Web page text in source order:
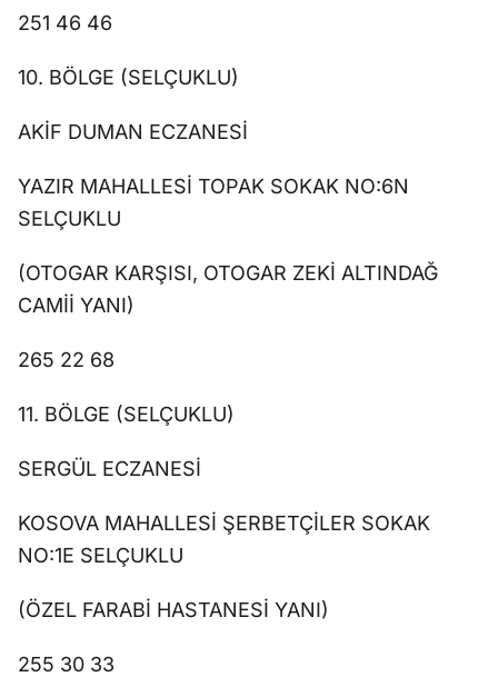
251 46 46
10. BÖLGE (SELÇUKLU)
AKİF DUMAN ECZANESİ
YAZIR MAHALLESİ TOPAK SOKAK NO:6N
SELÇUKLU
(OTOGAR KARŞISI, OTOGAR ZEKİ ALTINDAĞ
CAMİİ YANI)
265 22 68
11. BÖLGE (SELÇUKLU)
SERGÜL ECZANESİ
KOSOVA MAHALLESİ ŞERBETÇİLER SOKAK
NO:1E SELÇUKLU
(ÖZEL FARABİ HASTANESİ YANI)
255 30 33